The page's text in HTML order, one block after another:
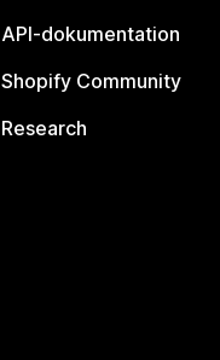
API-dokumentation
Shopify Community
Research